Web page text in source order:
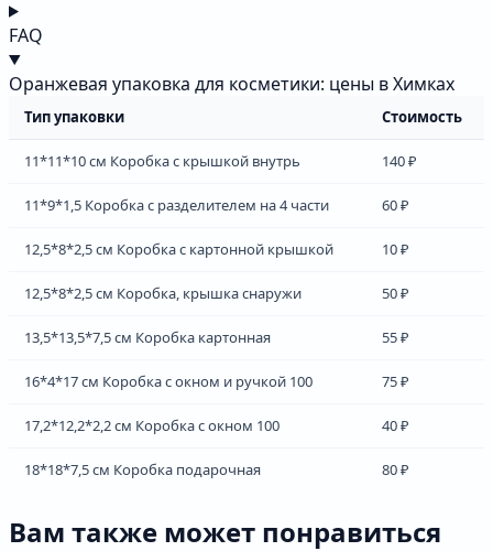
FAQ
Оранжевая упаковка для косметики: цены в Химках
Тип упаковки Стоимость
11*11*10 см Коробка с крышкой внутрь 140 ₽
11*9*1,5 Коробка с разделителем на 4 части 60 ₽
12,5*8*2,5 см Коробка с картонной крышкой 10 ₽
12,5*8*2,5 см Коробка, крышка снаружи 50 ₽
13,5*13,5*7,5 см Коробка картонная 55 ₽
16*4*17 см Коробка с окном и ручкой 100 75 ₽
17,2*12,2*2,2 см Коробка с окном 100 40 ₽
18*18*7,5 см Коробка подарочная 80 ₽
Вам также может понравиться